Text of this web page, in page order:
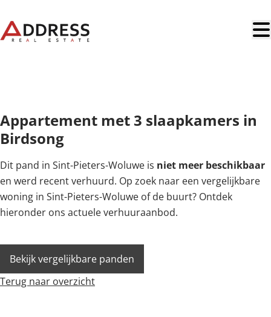
VERHUURD
Appartement met 3 slaapkamers in
Birdsong
Dit pand in Sint-Pieters-Woluwe is niet meer beschikbaar
en werd recent verhuurd. Op zoek naar een vergelijkbare
woning in Sint-Pieters-Woluwe of de buurt? Ontdek
hieronder ons actuele verhuuraanbod.
Bekijk vergelijkbare panden
Terug naar overzicht